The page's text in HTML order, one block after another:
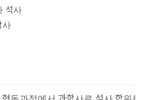
석사
사